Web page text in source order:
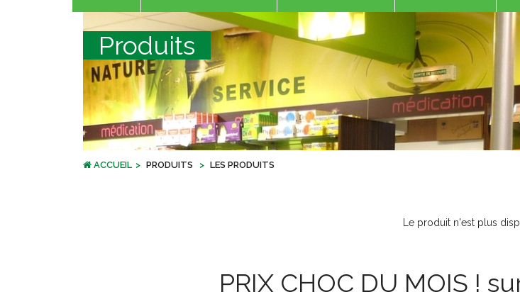
Produits
ACCUEIL PRODUITS LES PRODUITS
Le produit n'est plus
PRIX CHOC DU MOIS !